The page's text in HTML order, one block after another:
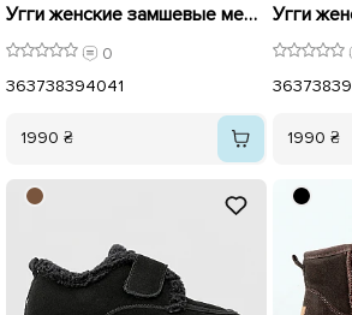
Угги женские замшевые мех 596184
0
363738394041
1990 ₴
36373839
1990 ₴